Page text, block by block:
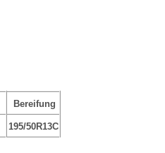
Bereifung
195/50R13C